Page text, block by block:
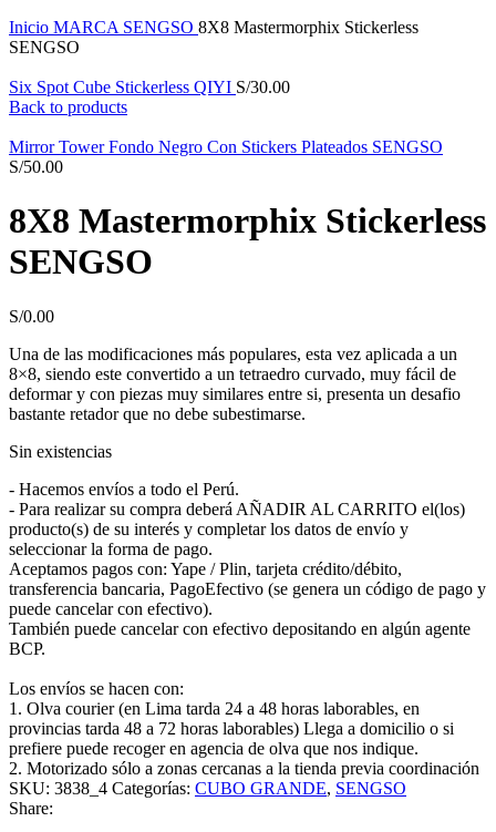
Inicio MARCA SENGSO 8X8 Mastermorphix Stickerless
SENGSO
Six Spot Cube Stickerless QIYI S/30.00
Back to products
Mirror Tower Fondo Negro Con Stickers Plateados SENGSO
S/50.00
8X8 Mastermorphix Stickerless
SENGSO
S/0.00
Una de las modificaciones más populares, esta vez aplicada a un
8×8, siendo este convertido a un tetraedro curvado, muy fácil de
deformar y con piezas muy similares entre si, presenta un desafio
bastante retador que no debe subestimarse.
Sin existencias
- Hacemos envíos a todo el Perú.
- Para realizar su compra deberá AÑADIR AL CARRITO el(los)
producto(s) de su interés y completar los datos de envío y
seleccionar la forma de pago.
Aceptamos pagos con: Yape / Plin, tarjeta crédito/débito,
transferencia bancaria, PagoEfectivo (se genera un código de pago y
puede cancelar con efectivo).
También puede cancelar con efectivo depositando en algún agente
BCP.
Los envíos se hacen con:
1. Olva courier (en Lima tarda 24 a 48 horas laborables, en
provincias tarda 48 a 72 horas laborables) Llega a domicilio o si
prefiere puede recoger en agencia de olva que nos indique.
2. Motorizado sólo a zonas cercanas a la tienda previa coordinación
SKU: 3838_4 Categorías: CUBO GRANDE, SENGSO
Share: